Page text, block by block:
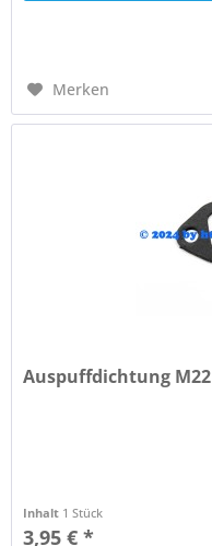
Merken
Auspuffdichtung M22
Inhalt 1 Stück
3,95 € *